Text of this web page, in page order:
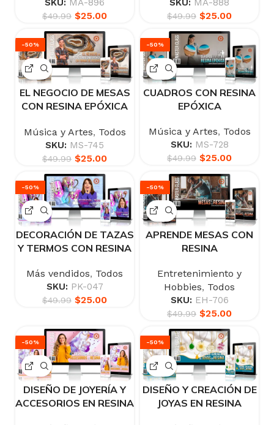
SKU: MA-896
$49.99 $25.00
SKU: MA-888
$49.99 $25.00
-50%
EL NEGOCIO DE MESAS
CON RESINA EPÓXICA
Música y Artes, Todos
SKU: MS-745
$49.99 $25.00
-50%
CUADROS CON RESINA
EPÓXICA
Música y Artes, Todos
SKU: MS-728
$49.99 $25.00
-50%
DECORACIÓN DE TAZAS
Y TERMOS CON RESINA
Más vendidos, Todos
SKU: PK-047
$49.99 $25.00
-50%
APRENDE MESAS CON
RESINA
Entretenimiento y
Hobbies, Todos
SKU: EH-706
$49.99 $25.00
-50%
DISEÑO DE JOYERÍA Y
ACCESORIOS EN RESINA
-50%
DISEÑO Y CREACIÓN DE
JOYAS EN RESINA